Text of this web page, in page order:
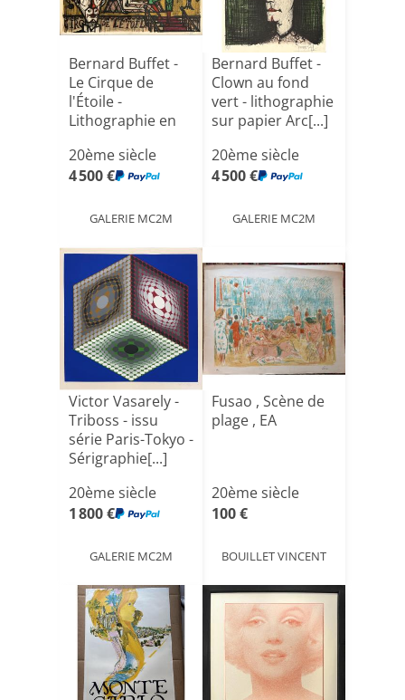
Bernard Buffet -
Le Cirque de
l'Étoile -
Lithographie en
20ème siècle
4 500 €
GALERIE MC2M
Bernard Buffet -
Clown au fond
vert - lithographie
sur papier Arc[...]
20ème siècle
4 500 €
GALERIE MC2M
Victor Vasarely -
Triboss - issu
série Paris-Tokyo -
Sérigraphie[...]
20ème siècle
1 800 €
GALERIE MC2M
Fusao , Scène de
plage , EA
20ème siècle
100 €
BOUILLET VINCENT